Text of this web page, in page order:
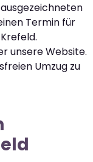
Termin für
unsere Website.
Umzug zu